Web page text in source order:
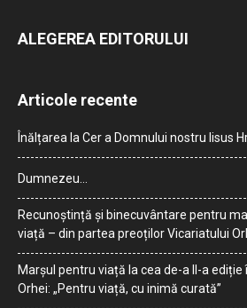
ALEGEREA EDITORULUI
Articole recente
Înălțarea la Cer a Domnului nostru Iisus
Dumnezeu…
Recunoștință și binecuvântare pentru
viață – din partea preoților Vicariatului
Marșul pentru viață la cea de-a II-a ediție
Orhei: „Pentru viață, cu inimă curată”